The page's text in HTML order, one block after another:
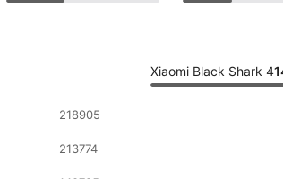
Xiaomi Black Shark 4
218905
213774